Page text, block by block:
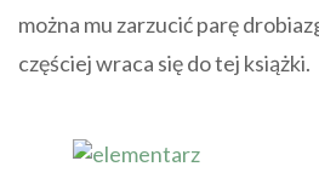
można mu zarzucić parę
częściej wraca się do tej książki.